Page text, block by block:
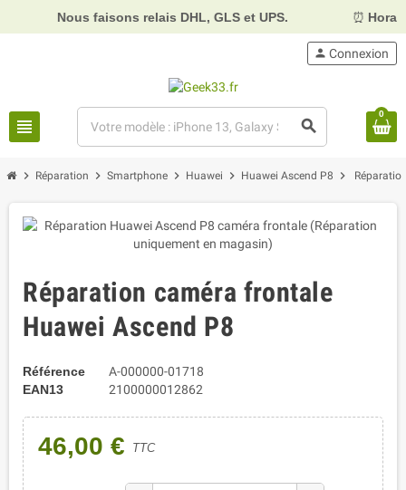
Nous faisons relais DHL, GLS et UPS. Horaires :
view_headline search
person Connexion
0
chevron_right Réparation chevron_right Smartphone chevron_right Huawei chevron_right Huawei Ascend P8 chevron_right
Réparation caméra frontale
Huawei Ascend P8
Référence
A-000000-01718
EAN13
2100000012862
46,00 € TTC